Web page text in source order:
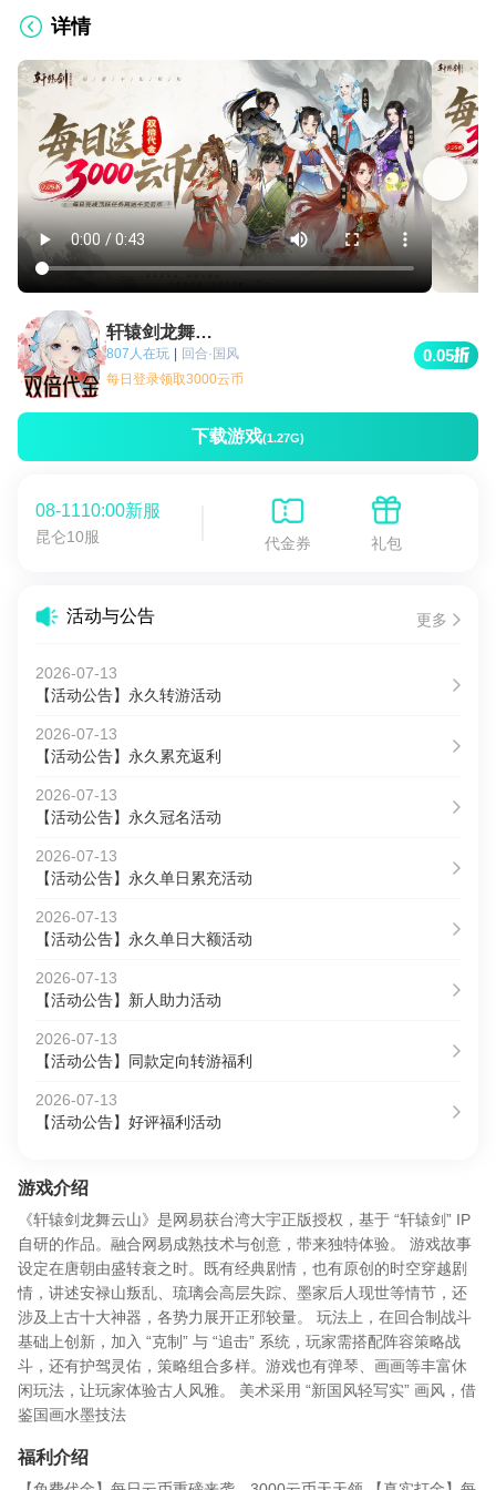
详情
轩辕剑龙舞云山
807人在玩 | 回合·国风
每日登录领取3000云币
0.05
下载游戏(1.27G)
08-1110:00新服
昆仑10服 代金券 礼包
活动与公告 更多
2026-07-13
【活动公告】永久转游活动
2026-07-13
【活动公告】永久累充返利
2026-07-13
【活动公告】永久冠名活动
2026-07-13
【活动公告】永久单日累充活动
2026-07-13
【活动公告】永久单日大额活动
2026-07-13
【活动公告】新人助力活动
2026-07-13
【活动公告】同款定向转游福利
2026-07-13
【活动公告】好评福利活动
游戏介绍
《轩辕剑龙舞云山》是网易获台湾大宇正版授权，基于 “轩辕剑” IP
自研的作品。融合网易成熟技术与创意，带来独特体验。 游戏故事
设定在唐朝由盛转衰之时。既有经典剧情，也有原创的时空穿越剧
情，讲述安禄山叛乱、琉璃会高层失踪、墨家后人现世等情节，还
涉及上古十大神器，各势力展开正邪较量。 玩法上，在回合制战斗
基础上创新，加入 “克制” 与 “追击” 系统，玩家需搭配阵容策略战
斗，还有护驾灵佑，策略组合多样。游戏也有弹琴、画画等丰富休
闲玩法，让玩家体验古人风雅。 美术采用 “新国风轻写实” 画风，借
鉴国画水墨技法
福利介绍